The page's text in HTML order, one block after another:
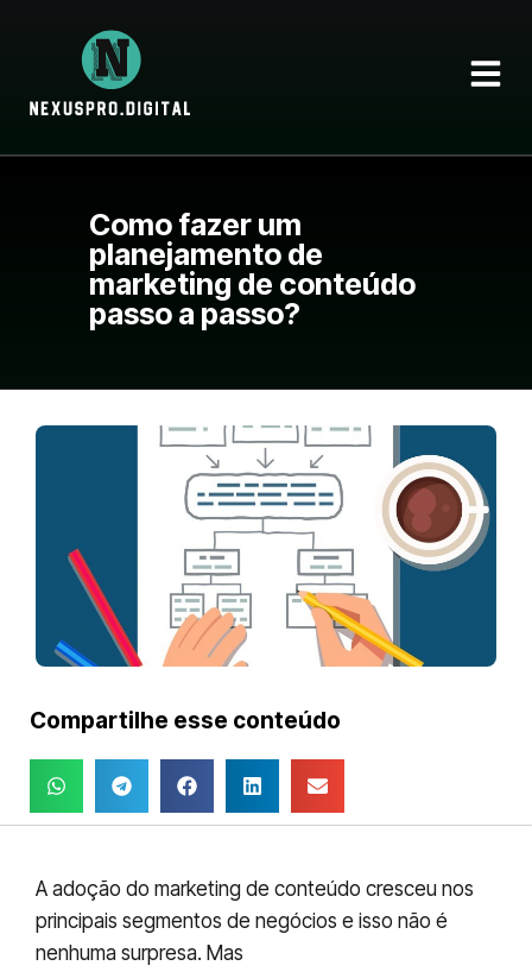
Como fazer um
planejamento de
marketing de conteúdo
passo a passo?
Compartilhe esse conteúdo
A adoção do marketing de conteúdo cresceu nos
principais segmentos de negócios e isso não é
nenhuma surpresa. Mas